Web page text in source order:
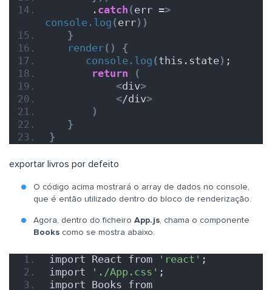
       .
catch (err =>
console.log (err))
}
render()
{
console.log (this.state) ;
return
(
<div>
</div>
)
}
}
exportar livros por defeito
O código acima mostrará o array de dados no console,
que é então utilizado dentro do bloco de renderização.
Agora, dentro do ficheiro App.js , chama o componente
Books como se mostra abaixo.
import React from 'react' ;
import
'./App.css' ;